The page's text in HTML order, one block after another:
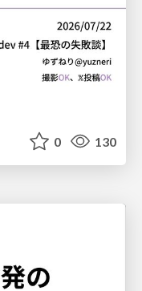
0 130